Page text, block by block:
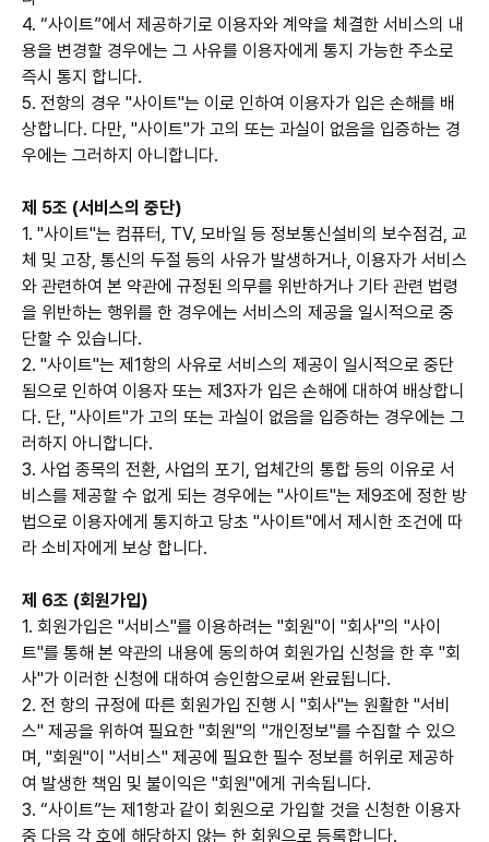
4. “사이트”에서 제공하기로 이용자와 계약을 체결한 서비스의 내
용을 변경할 경우에는 그 사유를 이용자에게 통지 가능한 주소로
즉시 통지 합니다.
5. 전항의 경우 "사이트"는 이로 인하여 이용자가 입은 손해를 배
상합니다. 다만, "사이트"가 고의 또는 과실이 없음을 입증하는 경
우에는 그러하지 아니합니다.
제 5조 (서비스의 중단)
1. "사이트"는 컴퓨터, TV, 모바일 등 정보통신설비의 보수점검, 교
체 및 고장, 통신의 두절 등의 사유가 발생하거나, 이용자가 서비스
와 관련하여 본 약관에 규정된 의무를 위반하거나 기타 관련 법령
을 위반하는 행위를 한 경우에는 서비스의 제공을 일시적으로 중
단할 수 있습니다.
2. "사이트"는 제1항의 사유로 서비스의 제공이 일시적으로 중단
됨으로 인하여 이용자 또는 제3자가 입은 손해에 대하여 배상합니
다. 단, "사이트"가 고의 또는 과실이 없음을 입증하는 경우에는 그
러하지 아니합니다.
3. 사업 종목의 전환, 사업의 포기, 업체간의 통합 등의 이유로 서
비스를 제공할 수 없게 되는 경우에는 "사이트"는 제9조에 정한 방
법으로 이용자에게 통지하고 당초 "사이트"에서 제시한 조건에 따
라 소비자에게 보상 합니다.
제 6조 (회원가입)
1. 회원가입은 "서비스"를 이용하려는 "회원"이 "회사"의 "사이
트"를 통해 본 약관의 내용에 동의하여 회원가입 신청을 한 후 "회
사"가 이러한 신청에 대하여 승인함으로써 완료됩니다.
2. 전 항의 규정에 따른 회원가입 진행 시 "회사"는 원활한 "서비
스" 제공을 위하여 필요한 "회원"의 "개인정보"를 수집할 수 있으
며, "회원"이 "서비스" 제공에 필요한 필수 정보를 허위로 제공하
여 발생한 책임 및 불이익은 "회원"에게 귀속됩니다.
3. “사이트”는 제1항과 같이 회원으로 가입할 것을 신청한 이용자
중 다음 각 호에 해당하지 않는 한 회원으로 등록합니다.